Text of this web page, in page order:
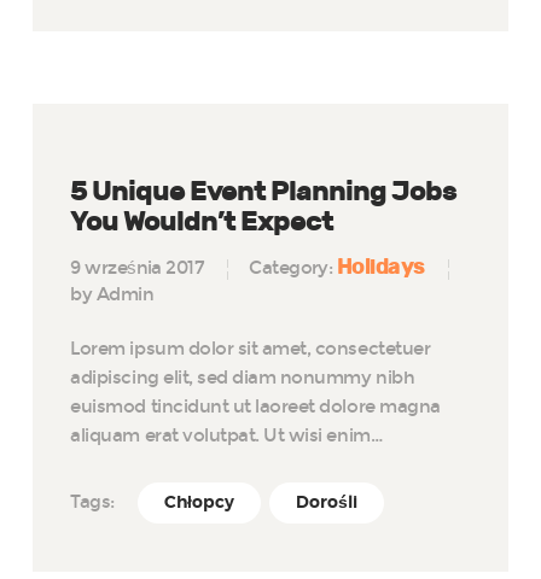
5 Unique Event Planning Jobs
You Wouldn’t Expect
9 września 2017 Category: Holidays
by Admin
Lorem ipsum dolor sit amet, consectetuer
adipiscing elit, sed diam nonummy nibh
euismod tincidunt ut laoreet dolore magna
aliquam erat volutpat. Ut wisi enim…
Tags: Chłopcy Dorośli